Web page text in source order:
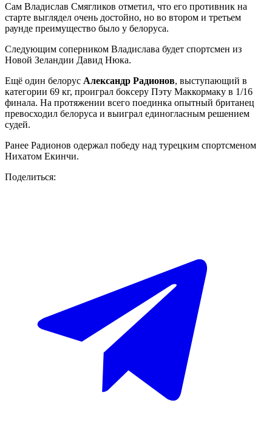
Сам Владислав Смягликов отметил, что его противник на
старте выглядел очень достойно, но во втором и третьем
раунде преимущество было у белоруса.
Следующим соперником Владислава будет спортсмен из
Новой Зеландии Давид Нюка.
Ещё один белорус Александр Радионов, выступающий в
категории 69 кг, проиграл боксеру Пэту Маккормаку в 1/16
финала. На протяжении всего поединка опытный британец
превосходил белоруса и выиграл единогласным решением
судей.
Ранее Радионов одержал победу над турецким спортсменом
Нихатом Екинчи.
Поделиться: